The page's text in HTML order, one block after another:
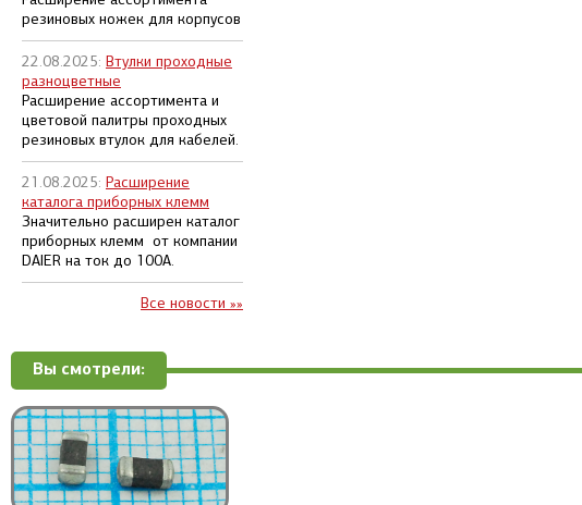
резиновых ножек для корпусов
22.08.2025: Втулки проходные
разноцветные
Расширение ассортимента и
цветовой палитры проходных
резиновых втулок для кабелей.
21.08.2025: Расширение
каталога приборных клемм
Значительно расширен каталог
приборных клемм от компании
DAIER на ток до 100А.
Все новости »»
Вы смотрели: